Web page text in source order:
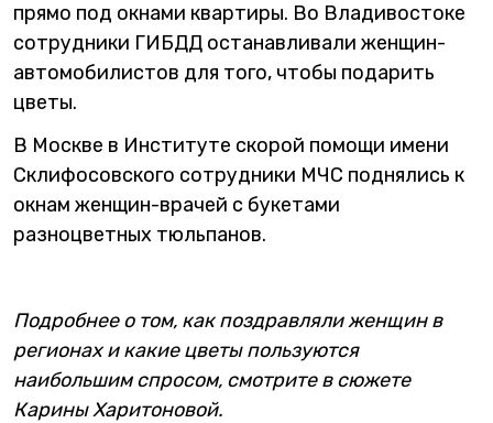
прямо под окнами квартиры. Во Владивостоке
сотрудники ГИБДД останавливали женщин-
автомобилистов для того, чтобы подарить
цветы.
В Москве в Институте скорой помощи имени
Склифосовского сотрудники МЧС поднялись к
окнам женщин-врачей с букетами
разноцветных тюльпанов.
Подробнее о том, как поздравляли женщин в
регионах и какие цветы пользуются
наибольшим спросом, смотрите в сюжете
Карины Харитоновой.